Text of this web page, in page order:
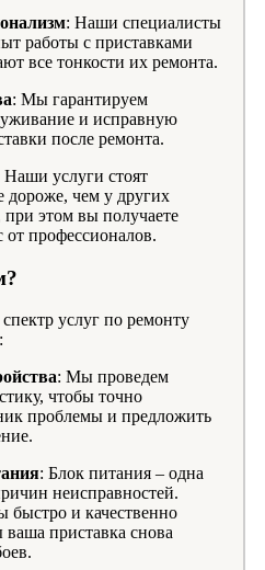
: Наши специалисты
работы с приставками
все тонкости их ремонта.
: Мы гарантируем
и исправную
после ремонта.
Наши услуги стоят
дороже, чем у других
при этом вы получаете
от профессионалов.
услуг по ремонту
: Мы проведем
чтобы точно
проблемы и предложить
: Блок питания – одна
неисправностей.
и качественно
ваша приставка снова